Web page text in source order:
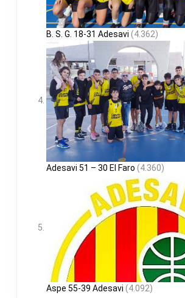
B. S. G. 18-31 Adesavi (4.362)
Adesavi 51 – 30 El Faro (4.360)
Aspe 55-39 Adesavi (4.092)